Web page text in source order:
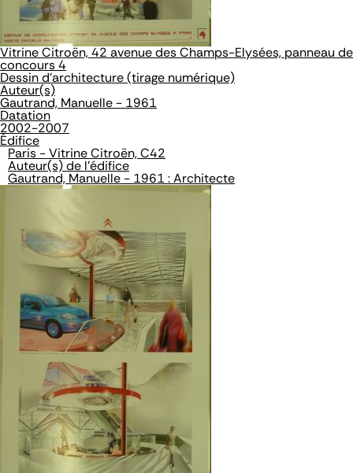
Vitrine Citroën, 42 avenue des Champs-Elysées, panneau de
concours 4
Dessin d'architecture (tirage numérique)
Auteur(s)
Gautrand, Manuelle - 1961
Datation
2002-2007
Édifice
Paris - Vitrine Citroën, C42
Auteur(s) de l'édifice
Gautrand, Manuelle - 1961 : Architecte